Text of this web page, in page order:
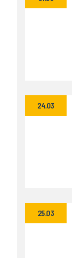
24.03
25.03